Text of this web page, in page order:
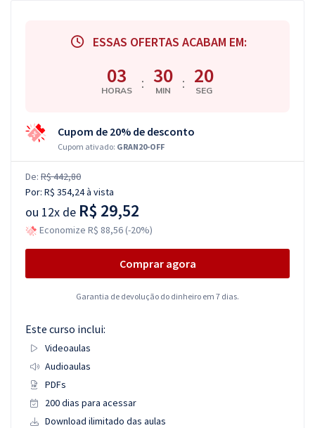
Atendimento ESSAS OFERTAS ACABAM EM:
03
HORAS : 30
MIN : 20
SEG
Cupom de 20% de desconto
Cupom ativado: GRAN20-OFF
De: R$ 442,80
Por: R$ 354,24à vista
ou 12x de R$ 29,52
Economize R$ 88,56 (-20%)
Comprar agora
Garantia de devolução do dinheiro em 7 dias.
Este curso inclui:
Videoaulas
Audioaulas
PDFs
200 dias para acessar
Download ilimitado das aulas